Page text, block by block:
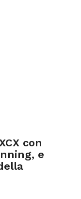
con
e